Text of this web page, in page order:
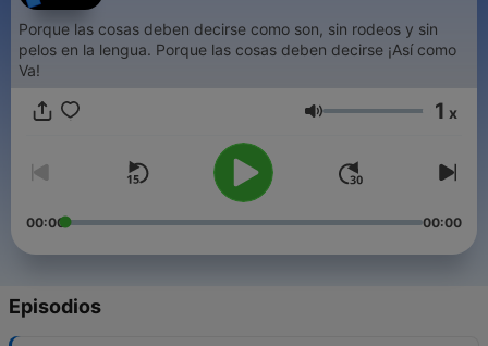
Porque las cosas deben decirse como son, sin rodeos y sin
pelos en la lengua. Porque las cosas deben decirse ¡Así como
Va!
Volumen 1 x
00:00 00:00
Episodios